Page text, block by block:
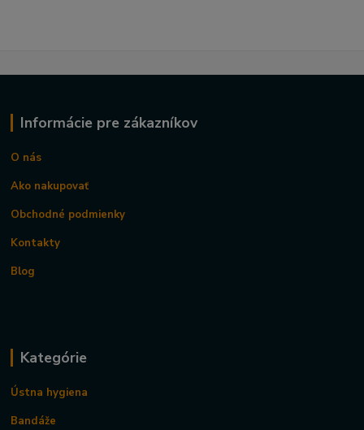
Informácie pre zákazníkov
O nás
Ako nakupovať
Obchodné podmienky
Kontakty
Blog
Kategórie
Ústna hygiena
Bandáže